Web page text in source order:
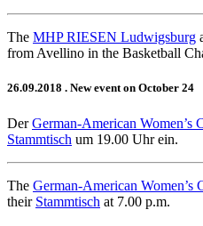
The MHP RIESEN Ludwigsburg
from Avellino in the Basketball
26.09.2018 . New event on October 24
DerGerman-American Women’s
Stammtisch um 19.00 Uhr ein.
The German-American Women’s
their Stammtisch at 7.00 p.m.